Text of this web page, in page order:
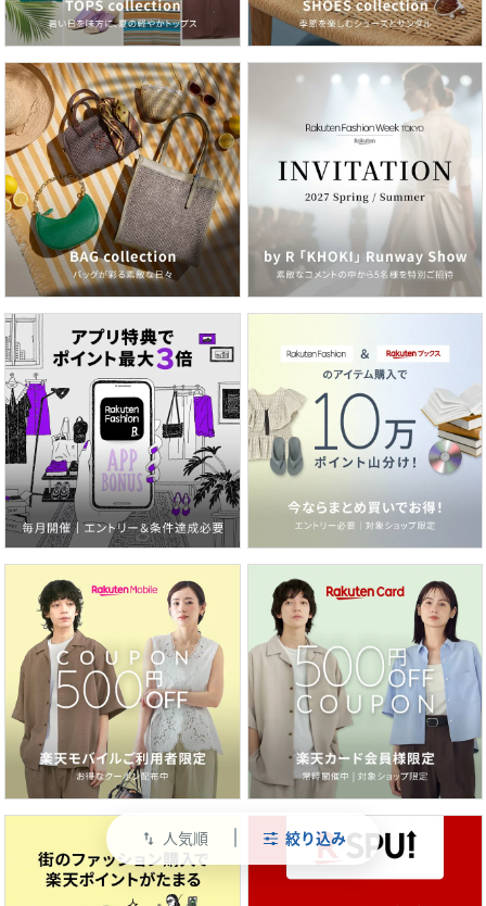
swap_vert 人気順 絞り込み